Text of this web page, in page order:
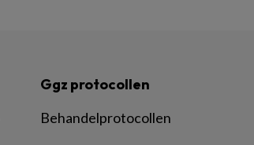
Ggz protocollen
Behandelprotocollen